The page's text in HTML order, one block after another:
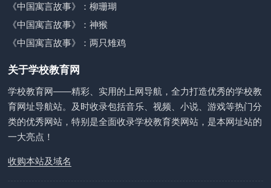
《中国寓言故事》：柳珊瑚
《中国寓言故事》：神猴
《中国寓言故事》：两只雉鸡
关于学校教育网
学校教育网——精彩、实用的上网导航，全力打造优秀的学校教
育网址导航站。及时收录包括音乐、视频、小说、游戏等热门分
类的优秀网站，特别是全面收录学校教育类网站，是本网址站的
一大亮点！
收购本站及域名